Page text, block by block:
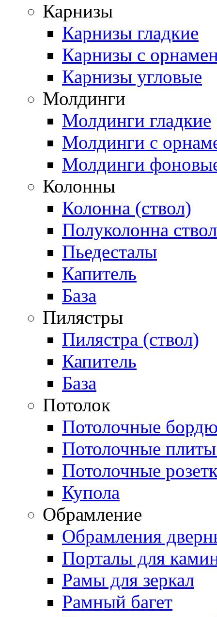
Карнизы
Карнизы гладкие
Карнизы с
Карнизы угловые
Молдинги
Молдинги гладкие
Молдинги с
Молдинги
Колонны
Колонна (ствол)
Полуколонна ствол
Пьедесталы
Капитель
База
Пилястры
Пилястра (ствол)
Капитель
База
Потолок
Потолочные
Потолочные
Потолочные
Купола
Обрамление
Обрамления
Порталы для
Рамы для зеркал
Рамный багет